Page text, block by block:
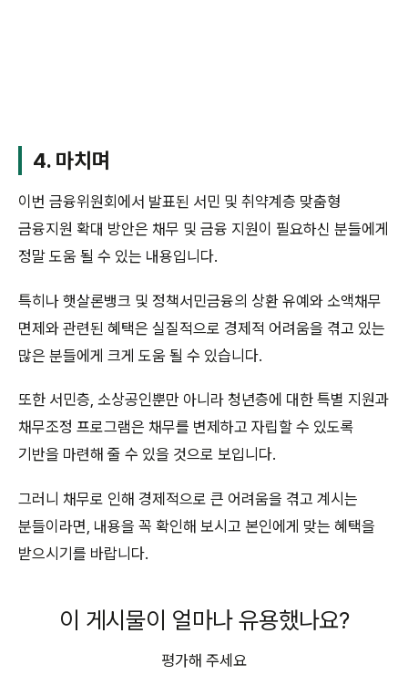
4. 마치며
이번 금융위원회에서 발표된 서민 및 취약계층 맞춤형
금융지원 확대 방안은 채무 및 금융 지원이 필요하신 분들에게
정말 도움 될 수 있는 내용입니다.
특히나 햇살론뱅크 및 정책서민금융의 상환 유예와 소액채무
면제와 관련된 혜택은 실질적으로 경제적 어려움을 겪고 있는
많은 분들에게 크게 도움 될 수 있습니다.
또한 서민층, 소상공인뿐만 아니라 청년층에 대한 특별 지원과
채무조정 프로그램은 채무를 변제하고 자립할 수 있도록
기반을 마련해 줄 수 있을 것으로 보입니다.
그러니 채무로 인해 경제적으로 큰 어려움을 겪고 계시는
분들이라면, 내용을 꼭 확인해 보시고 본인에게 맞는 혜택을
받으시기를 바랍니다.
이 게시물이 얼마나 유용했나요?
평가해 주세요